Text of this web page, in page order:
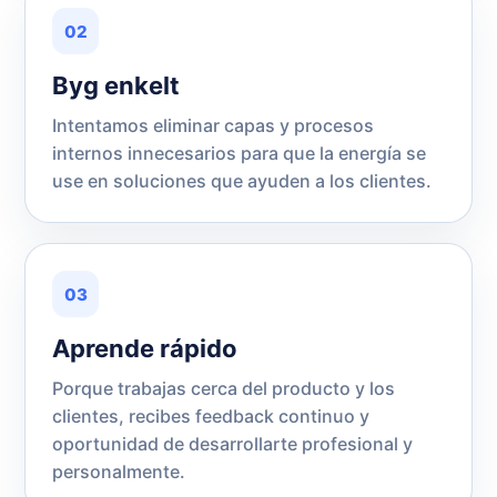
02
Byg enkelt
Intentamos eliminar capas y procesos
internos innecesarios para que la energía se
use en soluciones que ayuden a los clientes.
03
Aprende rápido
Porque trabajas cerca del producto y los
clientes, recibes feedback continuo y
oportunidad de desarrollarte profesional y
personalmente.